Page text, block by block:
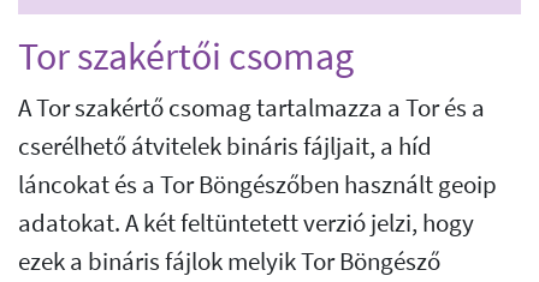
Tor szakértői csomag
A Tor szakértő csomag tartalmazza a Tor és a
cserélhető átvitelek bináris fájljait, a híd
láncokat és a Tor Böngészőben használt geoip
adatokat. A két feltüntetett verzió jelzi, hogy
ezek a bináris fájlok melyik Tor Böngésző